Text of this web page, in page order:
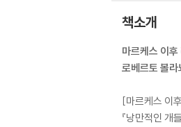
책소개
마르케스 이
로베르토 볼
[마르케스 이
『낭만적인